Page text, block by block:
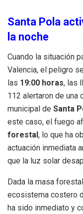
Santa Pola
la noche
Cuando la situación
Valencia, el peligro
las 19:00 horas, las
112 alertaron de una
municipal de Santa
este caso, el fuego
forestal , lo que ha
actuación inmediata
que la luz solar
Dada la masa
ecosistema costero
ha sido inmediato y